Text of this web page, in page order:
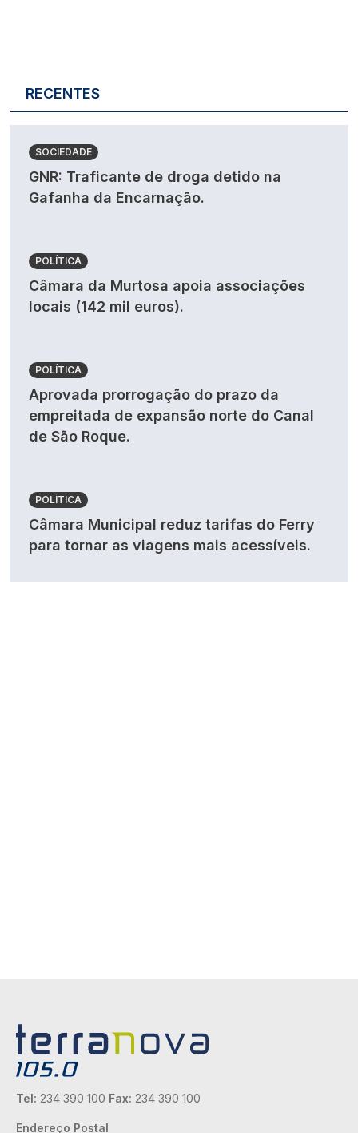
RECENTES
SOCIEDADE
GNR: Traficante de droga detido na
Gafanha da Encarnação.
POLÍTICA
Câmara da Murtosa apoia associações
locais (142 mil euros).
POLÍTICA
Aprovada prorrogação do prazo da
empreitada de expansão norte do Canal
de São Roque.
POLÍTICA
Câmara Municipal reduz tarifas do Ferry
para tornar as viagens mais acessíveis.
Tel: 234 390 100 Fax: 234 390 100
Endereço Postal